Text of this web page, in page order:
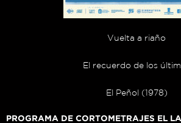
Vuelta a riaño
El recuerdo de los
El Peñol (1978)
PROGRAMA DE CORTOMETRAJES EL